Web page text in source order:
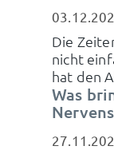
Die
nicht
hat den
Was